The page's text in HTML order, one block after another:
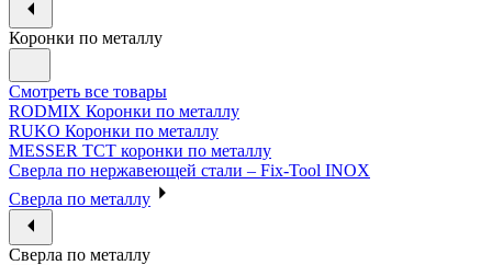
Коронки по металлу
Смотреть все товары
RODMIX Коронки по металлу
RUKO Коронки по металлу
MESSER ТСТ коронки по металлу
Сверла по нержавеющей стали – Fix-Tool INOX
Сверла по металлу
Сверла по металлу